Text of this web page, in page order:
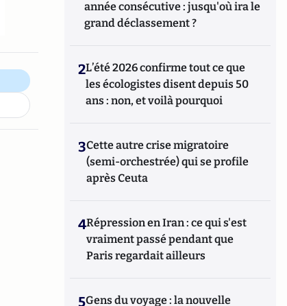
année consécutive : jusqu'où ira le
grand déclassement ?
2L’été 2026 confirme tout ce que
les écologistes disent depuis 50
ans : non, et voilà pourquoi
3Cette autre crise migratoire
(semi-orchestrée) qui se profile
après Ceuta
4Répression en Iran : ce qui s'est
vraiment passé pendant que
Paris regardait ailleurs
5Gens du voyage : la nouvelle